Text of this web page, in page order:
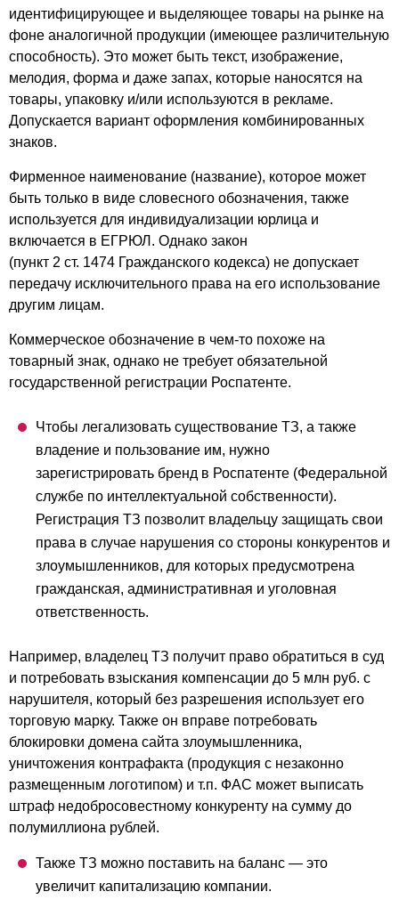
идентифицирующее и выделяющее товары на рынке на
фоне аналогичной продукции (имеющее различительную
способность). Это может быть текст, изображение,
мелодия, форма и даже запах, которые наносятся на
товары, упаковку и/или используются в рекламе.
Допускается вариант оформления комбинированных
знаков.
Фирменное наименование (название), которое может
быть только в виде словесного обозначения, также
используется для индивидуализации юрлица и
включается в ЕГРЮЛ. Однако закон
(пункт 2 ст. 1474 Гражданского кодекса) не допускает
передачу исключительного права на его использование
другим лицам.
Коммерческое обозначение в чем-то похоже на
товарный знак, однако не требует обязательной
государственной регистрации Роспатенте.
Чтобы легализовать существование ТЗ, а также
владение и пользование им, нужно
зарегистрировать бренд в Роспатенте (Федеральной
службе по интеллектуальной собственности).
Регистрация ТЗ позволит владельцу защищать свои
права в случае нарушения со стороны конкурентов и
злоумышленников, для которых предусмотрена
гражданская, административная и уголовная
ответственность.
Например, владелец ТЗ получит право обратиться в суд
и потребовать взыскания компенсации до 5 млн руб. с
нарушителя, который без разрешения использует его
торговую марку. Также он вправе потребовать
блокировки домена сайта злоумышленника,
уничтожения контрафакта (продукция с незаконно
размещенным логотипом) и т.п. ФАС может выписать
штраф недобросовестному конкуренту на сумму до
полумиллиона рублей.
Также ТЗ можно поставить на баланс — это
увеличит капитализацию компании.